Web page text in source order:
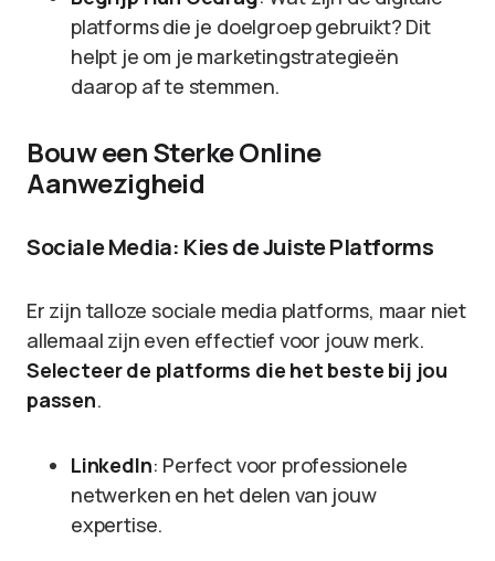
platforms die je doelgroep gebruikt? Dit
helpt je om je marketingstrategieën
daarop af te stemmen.
Bouw een Sterke Online
Aanwezigheid
Sociale Media: Kies de Juiste Platforms
Er zijn talloze sociale media platforms, maar niet
allemaal zijn even effectief voor jouw merk.
Selecteer de platforms die het beste bij jou
passen.
LinkedIn: Perfect voor professionele
netwerken en het delen van jouw
expertise.